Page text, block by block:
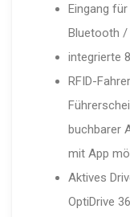
Eingang
Bluetooth /
integrierte
RFID-
buchbarer
mit App
Aktives
OptiDrive